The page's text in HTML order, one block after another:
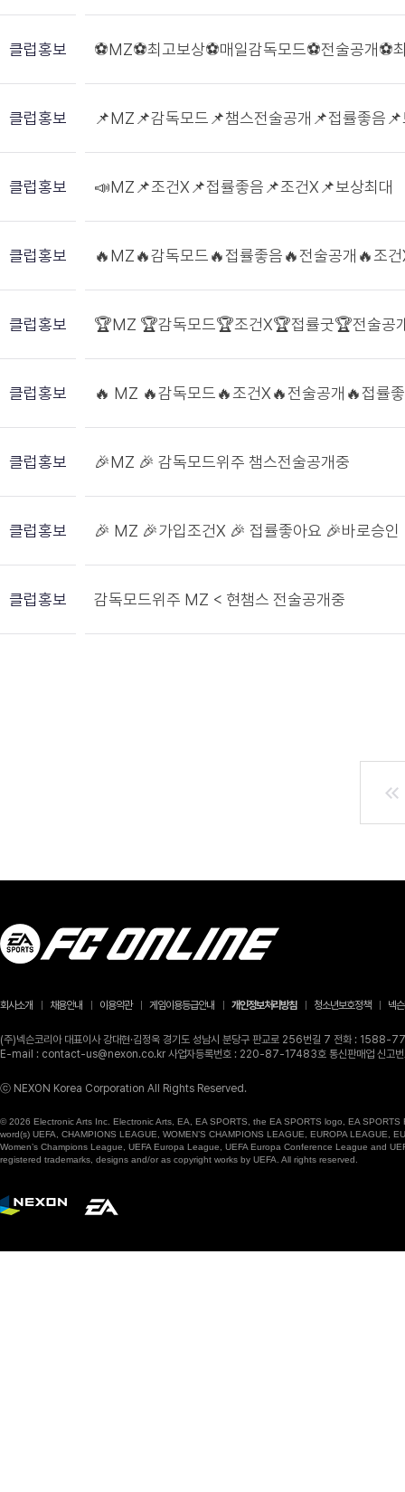
클럽홍보 ⚽MZ⚽최고보상⚽매일감독모드⚽전술공개⚽
클럽홍보 📌MZ📌감독모드📌챔스전술공개📌접률좋음
클럽홍보 📣MZ📌조건X📌접률좋음📌조건X📌보상최대
클럽홍보 🔥MZ🔥감독모드🔥접률좋음🔥전술공개🔥조
클럽홍보 🏆MZ 🏆감독모드🏆조건X🏆접률굿🏆전술공
클럽홍보 🔥 MZ 🔥감독모드🔥조건X🔥전술공개🔥접률
클럽홍보 🎉MZ 🎉 감독모드위주 챔스전술공개중
클럽홍보 🎉 MZ 🎉가입조건X 🎉 접률좋아요 🎉바로승인
클럽홍보 감독모드위주 MZ < 현챔스 전술공개중
회사소개 채용안내 이용약관 게임이용등급안내 개인정보처리방침 청소년보호정책 넥
(주)넥슨코리아 대표이사 강대현·김정욱 경기도 성남시 분당구 판교로 256번길 7 전화 :
E-mail : contact-us@nexon.co.kr 사업자등록번호 : 220-87-17483호 통신판매업 신고
ⓒ NEXON Korea Corporation All Rights Reserved.
© 2026 Electronic Arts Inc. Electronic Arts, EA, EA SPORTS, the EA SPORTS logo, EA
word(s) UEFA, CHAMPIONS LEAGUE, WOMEN’S CHAMPIONS LEAGUE, EUROPA LEAGUE,
Women’s Champions League, UEFA Europa League, UEFA Europa Conference League and
registered trademarks, designs and/or as copyright works by UEFA. All rights reserved.